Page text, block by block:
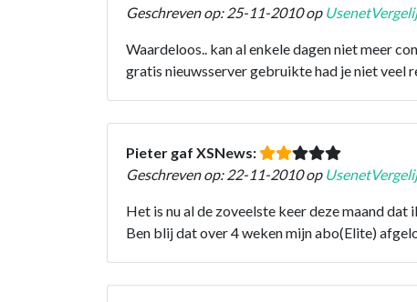
Geschreven op: 25-11-2010 op
Waardeloos.. kan al enkele dagen niet meer
gratis nieuwsserver gebruikte had je niet veel
Pieter gaf XSNews:
Geschreven op: 22-11-2010 op
Het is nu al de zoveelste keer deze maand dat
Ben blij dat over 4 weken mijn abo(Elite)